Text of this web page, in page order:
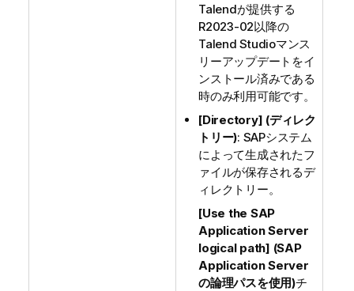
Talendが提供する
R2023-02以降の
Talend Studioマンス
リーアップデートをイ
ンストール済みである
時のみ利用可能です。
[Directory] (ディレク
トリー): SAPシステム
によって生成されたフ
ァイルが保存されるデ
ィレクトリー。
[Use the SAP
Application Server
logical path] (SAP
Application Server
の論理パスを使用)チ